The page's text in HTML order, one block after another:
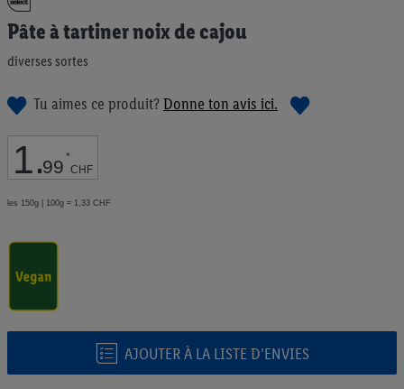
Pâte à tartiner noix de cajou
diverses sortes
Tu aimes ce produit?Donne ton avis ici.
1.99 *
CHF
les 150g | 100g = 1,33 CHF
AJOUTER À LA LISTE D’ENVIES
au
début
la
d’images